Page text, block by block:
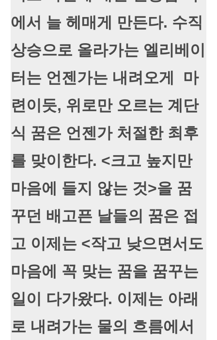
에서 늘 헤매게 만든다. 수직
상승으로 올라가는 엘리베이
터는 언젠가는 내려오게 마
련이듯, 위로만 오르는 계단
식 꿈은 언젠가 처절한 최후
를 맞이한다. <크고 높지만
마음에 들지 않는 것>을 꿈
꾸던 배고픈 날들의 꿈은 접
고 이제는 <작고 낮으면서도
마음에 꼭 맞는 꿈을 꿈꾸는
일이 다가왔다. 이제는 아래
로 내려가는 물의 흐름에서